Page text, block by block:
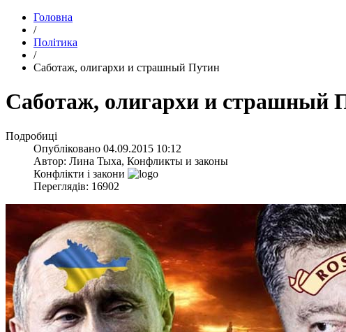
Головна
/
Політика
/
Саботаж, олигархи и страшный Путин
Саботаж, олигархи и страшный
Подробиці
Опубліковано 04.09.2015 10:12
Автор: Лина Тыха, Конфликты и законы
Конфлікти і закони
Переглядів: 16902